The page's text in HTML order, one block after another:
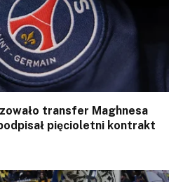
transfer Maghnesa
pięcioletni kontrakt